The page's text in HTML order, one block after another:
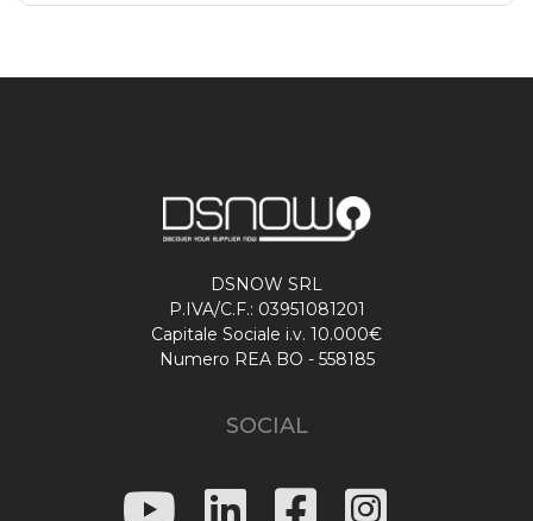
DSNOW SRL
P.IVA/C.F.: 03951081201
Capitale Sociale i.v. 10.000€
Numero REA BO - 558185
SOCIAL